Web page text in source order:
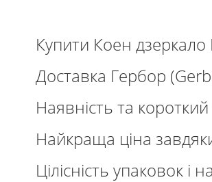
Купити Коен
Доставка Гербор
Наявність та
Найкраща ціна
Цілісність упаковок і